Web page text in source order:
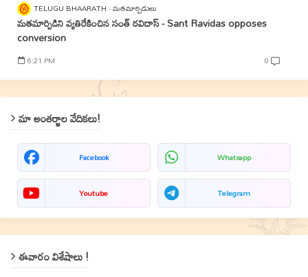
TELUGU BHAARATH మతమార్పిడులు
మతమార్పిడిని వ్యతిరేకించిన సంత్‌ రవిదాస్‌ - Sant Ravidas opposes
conversion
6:21 PM 0
మా అంతర్జాల వేదికలు!
Facebook Whatsapp
Youtube Telegram
ఈవారం విశేషాలు !